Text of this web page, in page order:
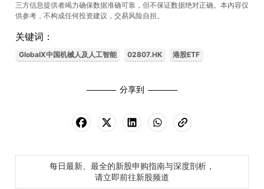
三方信息提供者竭力确保数据准确可靠，但不保证数据绝对正确。本內容仅
供参考，不构成任何投资建议，交易风险自担。
关键词：
GlobalX中国机械人及人工智能 02807.HK 港股ETF
分享到
每日最新、最全的新股申购指南与深度剖析，
请立即前往新股频道